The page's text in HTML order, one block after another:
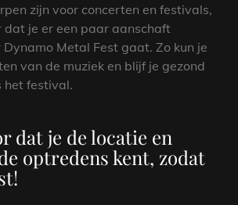
zijn voor concerten en festivals,
dat je er een paar aanschaft
Metal Fest gaat. Zo kun je
van de muziek en blijf je gezond
het festival.
dat je de locatie en
optredens kent, zodat